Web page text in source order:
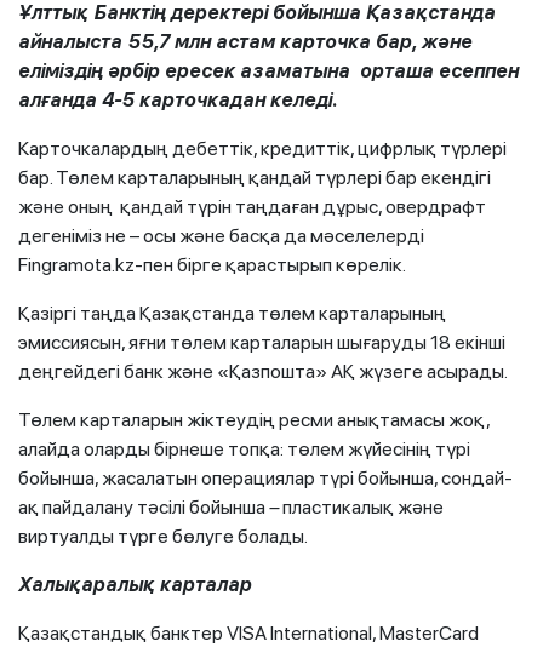
Ұлттық Банктің деректері бойынша Қазақстанда
айналыста 55,7 млн астам карточка бар, және
еліміздің әрбір ересек азаматына орташа есеппен
алғанда 4-5 карточкадан келеді.
Карточкалардың дебеттік, кредиттік, цифрлық түрлері
бар. Төлем карталарының қандай түрлері бар екендігі
және оның қандай түрін таңдаған дұрыс, овердрафт
дегеніміз не – осы және басқа да мәселелерді
Fingramota.kz-пен бірге қарастырып көрелік.
Қазіргі таңда Қазақстанда төлем карталарының
эмиссиясын, яғни төлем карталарын шығаруды 18 екінші
деңгейдегі банк және «Қазпошта» АҚ жүзеге асырады.
Төлем карталарын жіктеудің ресми анықтамасы жоқ,
алайда оларды бірнеше топқа: төлем жүйесінің түрі
бойынша, жасалатын операциялар түрі бойынша, сондай-
ақ пайдалану тәсілі бойынша –пластикалық және
виртуалды түрге бөлуге болады.
Халықаралық карталар
Қазақстандық банктер VISA International, MasterCard